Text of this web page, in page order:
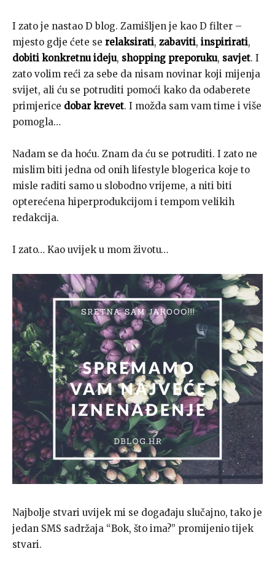
I zato je nastao D blog. Zamišljen je kao D filter –
mjesto gdje ćete se relaksirati, zabaviti, inspirirati,
dobiti konkretnu ideju, shopping preporuku, savjet. I
zato volim reći za sebe da nisam novinar koji mijenja
svijet, ali ću se potruditi pomoći kako da odaberete
primjerice dobar krevet. I možda sam vam time i više
pomogla…
Nadam se da hoću. Znam da ću se potruditi. I zato ne
mislim biti jedna od onih lifestyle blogerica koje to
misle raditi samo u slobodno vrijeme, a niti biti
opterećena hiperprodukcijom i tempom velikih
redakcija.
I zato… Kao uvijek u mom životu…
Najbolje stvari uvijek mi se događaju slučajno, tako je
jedan SMS sadržaja “Bok, što ima?” promijenio tijek
stvari.